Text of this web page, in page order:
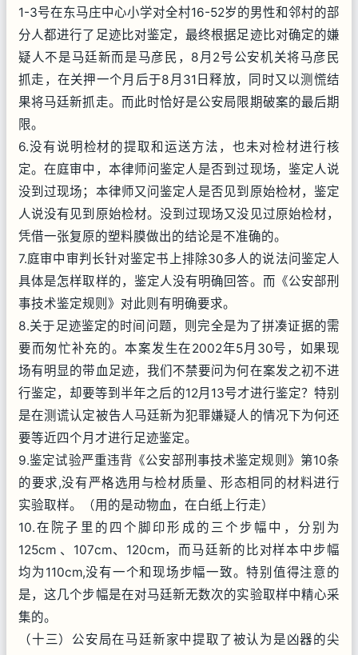
1-3号在东马庄中心小学对全村16-52岁的男性和邻村的部
分人都进行了足迹比对鉴定，最终根据足迹比对确定的嫌
疑人不是马廷新而是马彦民，8月2号公安机关将马彦民
抓走，在关押一个月后于8月31日释放，同时又以测慌结
果将马廷新抓走。而此时恰好是公安局限期破案的最后期
限。
6.没有说明检材的提取和运送方法，也未对检材进行核
定。在庭审中，本律师问鉴定人是否到过现场，鉴定人说
没到过现场；本律师又问鉴定人是否见到原始检材，鉴定
人说没有见到原始检材。没到过现场又没见过原始检材，
凭借一张复原的塑料膜做出的结论是不准确的。
7.庭审中审判长针对鉴定书上排除30多人的说法问鉴定人
具体是怎样取样的，鉴定人没有明确回答。而《公安部刑
事技术鉴定规则》对此则有明确要求。
8.关于足迹鉴定的时间问题，则完全是为了拼凑证据的需
要而匆忙补充的。本案发生在2002年5月30号，如果现
场有明显的带血足迹，我们不禁要问为何在案发之初不进
行鉴定，却要等到半年之后的12月13号才进行鉴定？特别
是在测谎认定被告人马廷新为犯罪嫌疑人的情况下为何还
要等近四个月才进行足迹鉴定。
9.鉴定试验严重违背《公安部刑事技术鉴定规则》第10条
的要求,没有严格选用与检材质量、形态相同的材料进行
实验取样。（用的是动物血，在白纸上行走）
10.在院子里的四个脚印形成的三个步幅中，分别为
125cm 、107cm、120cm，而马廷新的比对样本中步幅
均为110cm,没有一个和现场步幅一致。特别值得注意的
是，这几个步幅是在对马廷新无数次的实验取样中精心采
集的。
（十三）公安局在马廷新家中提取了被认为是凶器的尖